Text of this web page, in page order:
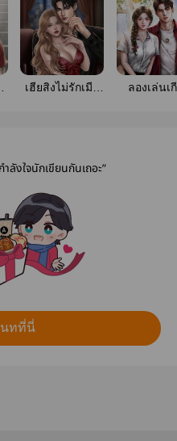
เฮียสิงไม่รักเมีย
ลองเล่นเ
ลังใจนักเขียนกันเถอะ”
นทที่นี่